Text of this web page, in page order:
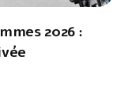
2026 :